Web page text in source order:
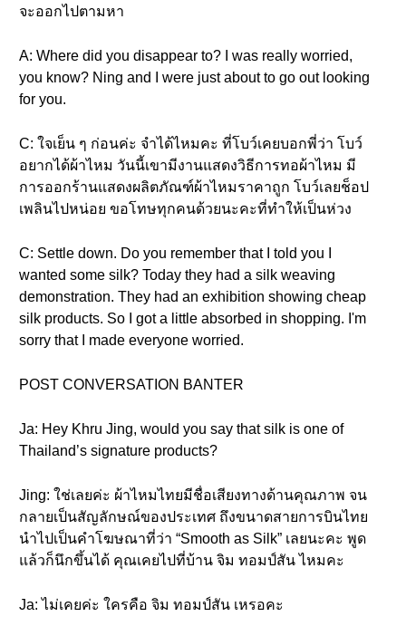
จะออกไปตามหา
A: Where did you disappear to? I was really worried,
you know? Ning and I were just about to go out looking
for you.
C: ใจเย็น ๆ ก่อนค่ะ จำได้ไหมคะ ที่โบว์เคยบอกพี่ว่า โบว์
อยากได้ผ้าไหม วันนี้เขามีงานแสดงวิธีการทอผ้าไหม มี
การออกร้านแสดงผลิตภัณฑ์ผ้าไหมราคาถูก โบว์เลยช็อป
เพลินไปหน่อย ขอโทษทุกคนด้วยนะคะที่ทำให้เป็นห่วง
C: Settle down. Do you remember that I told you I
wanted some silk? Today they had a silk weaving
demonstration. They had an exhibition showing cheap
silk products. So I got a little absorbed in shopping. I'm
sorry that I made everyone worried.
POST CONVERSATION BANTER
Ja: Hey Khru Jing, would you say that silk is one of
Thailand’s signature products?
Jing: ใช่เลยค่ะ ผ้าไหมไทยมีชื่อเสียงทางด้านคุณภาพ จน
กลายเป็นสัญลักษณ์ของประเทศ ถึงขนาดสายการบินไทย
นำไปเป็นคำโฆษณาที่ว่า “Smooth as Silk” เลยนะคะ พูด
แล้วก็นึกขึ้นได้ คุณเคยไปที่บ้าน จิม ทอมป์สัน ไหมคะ
Ja: ไม่เคยค่ะ ใครคือ จิม ทอมป์สัน เหรอคะ